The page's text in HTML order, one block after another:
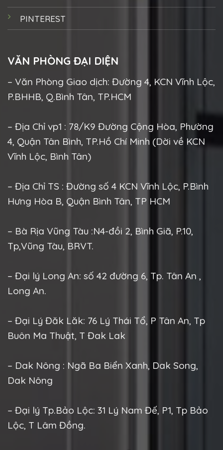
PINTEREST
VĂN PHÒNG ĐẠI DIỆN
– Văn Phòng Giao dịch: Đường 4, KCN Vĩnh Lộc,
P.BHHB, Q.Bình Tân, TP.HCM
– Địa Chỉ vp1 : 78/K9 Đường Cộng Hòa, Phường
4, Quận Tân Bình, TP.Hồ Chí Minh (Dời về KCN
Vĩnh Lộc, Bình Tân)
– Địa Chỉ TS : Đường số 4 KCN Vĩnh Lộc, P.Bình
Hưng Hòa B, Quận Bình Tân, TP HCM
– Bà Rịa Vũng Tàu :N4-đồi 2, Bình Giã, P.10,
Tp,Vũng Tàu, BRVT.
– Đại lý Long An: số 42 đường 6, Tp. Tân An ,
Long An.
– Đại Lý Đăk Lăk: 76 Lý Thái Tổ, P Tân An, Tp
Buôn Ma Thuật, T Đak Lak
– Dak Nông : Ngã Ba Biển Xanh, Dak Song,
Dak Nông
– Đại lý Tp.Bảo Lộc: 31 Lý Nam Đế, P1, Tp Bảo
Lộc, T Lâm Đồng.